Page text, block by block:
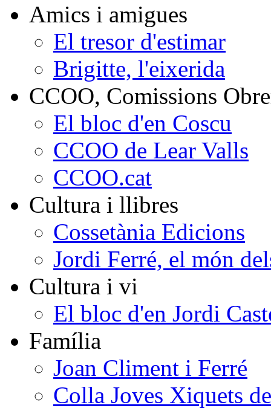
Amics i amigues
El tresor d'estimar
Brigitte, l'eixerida
CCOO, Comissions
El bloc d'en Coscu
CCOO de Lear Valls
CCOO.cat
Cultura i llibres
Cossetània Edicions
Jordi Ferré, el món
Cultura i vi
El bloc d'en Jordi
Família
Joan Climent i Ferré
Colla Joves Xiquets